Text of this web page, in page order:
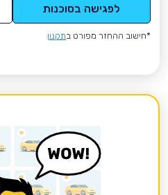
לפגישה בסוכנות
*חישוב ההחזר מפורט בתקנון